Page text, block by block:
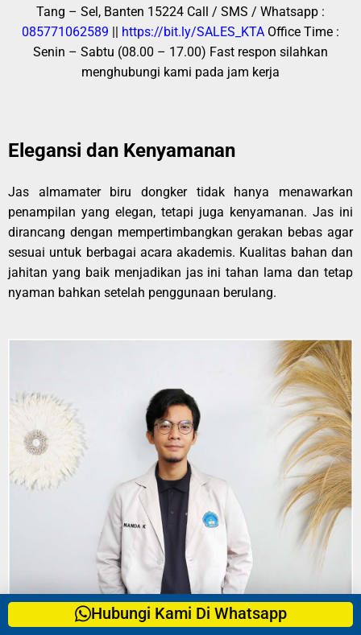
Hubungi Kami Di Whatsapp
Tang – Sel, Banten 15224 Call / SMS / Whatsapp :
085771062589 || https://bit.ly/SALES_KTA Office Time :
Senin – Sabtu (08.00 – 17.00) Fast respon silahkan
menghubungi kami pada jam kerja
Elegansi dan Kenyamanan
Jas almamater biru dongker tidak hanya menawarkan
penampilan yang elegan, tetapi juga kenyamanan. Jas ini
dirancang dengan mempertimbangkan gerakan bebas agar
sesuai untuk berbagai acara akademis. Kualitas bahan dan
jahitan yang baik menjadikan jas ini tahan lama dan tetap
nyaman bahkan setelah penggunaan berulang.